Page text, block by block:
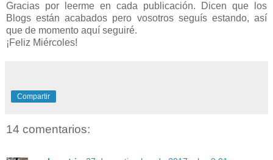
Gracias por leerme en cada publicación. Dicen que los
Blogs están acabados pero vosotros seguís estando, así
que de momento aquí seguiré.
¡Feliz Miércoles!
Compartir
14 comentarios: